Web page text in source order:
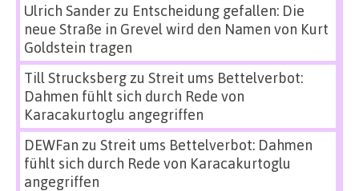
Ulrich Sanderzu Entscheidung gefallen: Die
neue Straße in Grevel wird den Namen von Kurt
Goldstein tragen
Till Strucksbergzu Streit ums Bettelverbot:
Dahmen fühlt sich durch Rede von
Karacakurtoglu angegriffen
DEWFan zu Streit ums Bettelverbot: Dahmen
fühlt sich durch Rede von Karacakurtoglu
angegriffen